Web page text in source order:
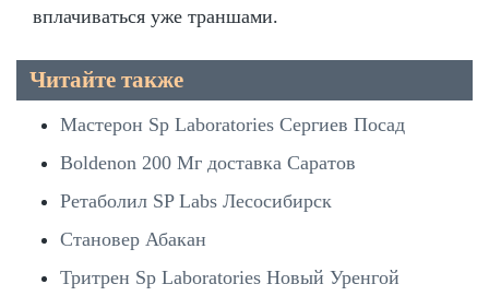
вплачиваться уже траншами.
Читайте также
Мастерон Sp Laboratories Сергиев Посад
Boldenon 200 Мг доставка Саратов
Ретаболил SP Labs Лесосибирск
Становер Абакан
Тритрен Sp Laboratories Новый Уренгой